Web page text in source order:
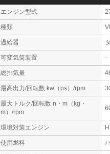
エンジン型式
種類
過給器
可変気筒装置 -
総排気量
最高出力/回転数 kw（ps）/rpm
最大トルク/回転数 n・m（kg・
m）/rpm
環境対策エンジン
使用燃料